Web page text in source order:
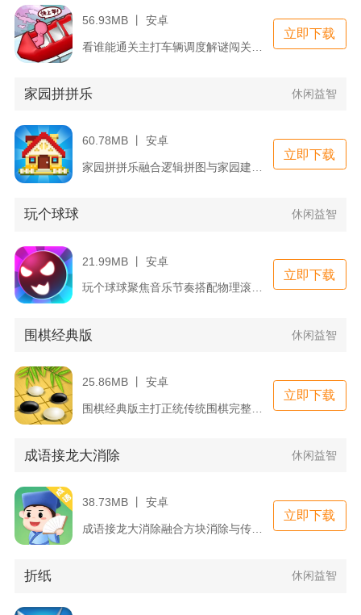
56.93MB 丨 安卓
立即下载
家园拼拼乐 休闲益智
60.78MB 丨 安卓
立即下载
玩个球球 休闲益智
21.99MB 丨 安卓
玩个球球聚焦音乐节奏搭配物理滚球闯关，日常碎片时间就能随时开...
立即下载
围棋经典版 休闲益智
25.86MB 丨 安卓
立即下载
成语接龙大消除 休闲益智
38.73MB 丨 安卓
成语接龙大消除融合方块消除与传统成语接龙双核心玩法，以零散汉...
立即下载
折纸 休闲益智